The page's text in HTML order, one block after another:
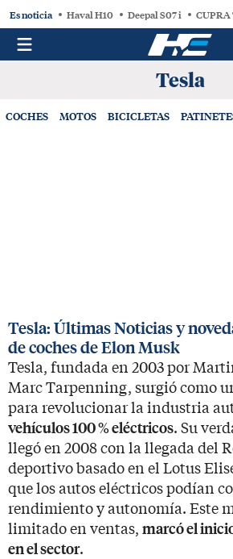
Es noticia Haval H10 Deepal S07 i CUPRA
Tesla
COCHES MOTOS BICICLETAS
Tesla: Últimas Noticias y
de coches de Elon Musk
Tesla, fundada en 2003 por
Marc Tarpenning, surgió como
para revolucionar la industria
vehículos 100 % eléctricos. Su
llegó en 2008 con la llegada del
deportivo basado en el Lotus
que los autos eléctricos podían
rendimiento y autonomía. Este
limitado en ventas, marcó el
en el sector.